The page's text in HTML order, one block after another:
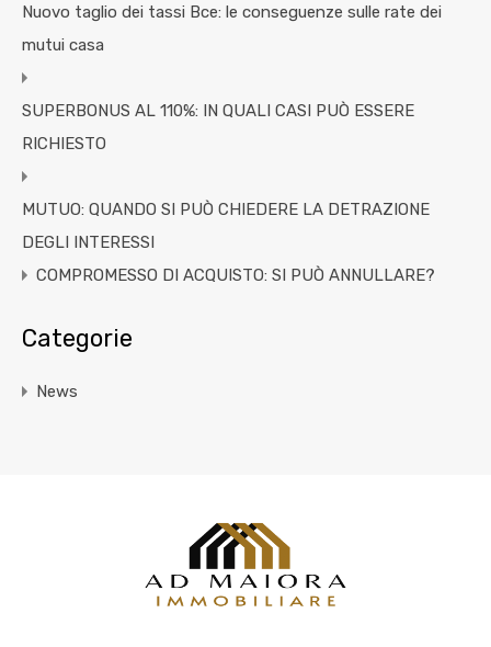
Nuovo taglio dei tassi Bce: le conseguenze sulle rate dei
mutui casa
SUPERBONUS AL 110%: IN QUALI CASI PUÒ ESSERE
RICHIESTO
MUTUO: QUANDO SI PUÒ CHIEDERE LA DETRAZIONE
DEGLI INTERESSI
COMPROMESSO DI ACQUISTO: SI PUÒ ANNULLARE?
Categorie
News